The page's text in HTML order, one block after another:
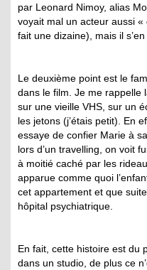
par Leonard Nimoy, alias
voyait mal un acteur aussi
fait une dizaine), mais il
Le deuxième point est le
dans le film. Je me rappelle
sur une vieille VHS, sur un
les jetons (j’étais petit). En
essaye de confier Marie à
lors d’un travelling, on voit
à moitié caché par les
apparue comme quoi
cet appartement et que
hôpital psychiatrique.
En fait, cette histoire est du
dans un studio, de plus ce